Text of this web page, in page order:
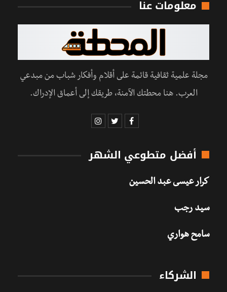
معلومات عنا
مجلة علمية ثقافية قائمة على أقلام وأفكار شباب من مبدعي
العرب. هنا محطتك الآمنة، طريقك إلى أعماق الإدراك.
أفضل متطوعي الشهر
كرار عيسى عبد الحسين
سيد رجب
سامح هواري
الشركاء